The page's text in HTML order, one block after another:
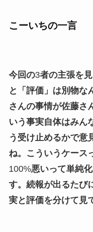
こーいちの一言
今回の3者の主張を
と「評価」は別物な
さんの事情が佐藤さ
いう事実自体はみん
う受け止めるかで意
ね。こういうケース
100%悪いって単純
す。続報が出るたび
実と評価を分けて見